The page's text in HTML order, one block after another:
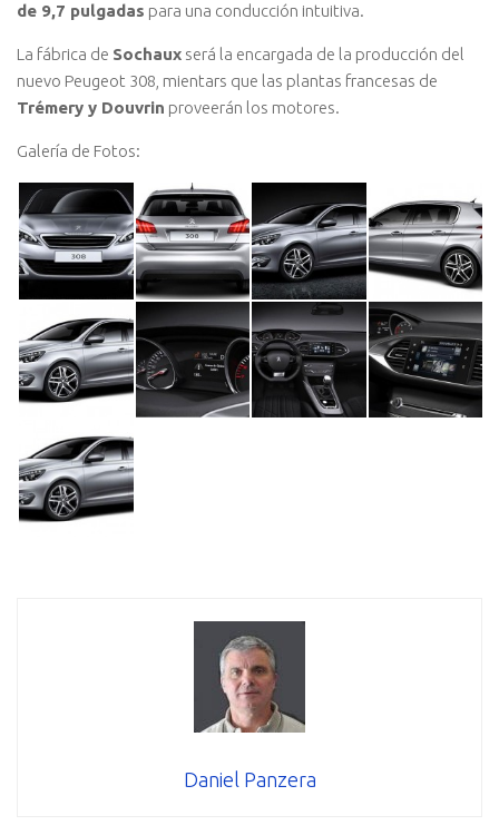
de 9,7 pulgadas para una conducción intuitiva.
La fábrica de Sochaux será la encargada de la producción del
nuevo Peugeot 308, mientars que las plantas francesas de
Trémery y Douvrin proveerán los motores.
Galería de Fotos:
Daniel Panzera